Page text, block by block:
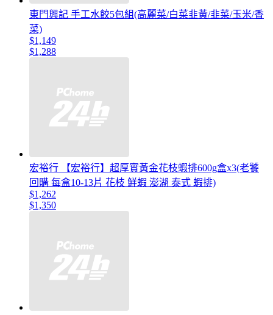
東門興記 手工水餃5包組(高麗菜/白菜韭黃/韭菜/玉米/香
菜)
$1,149
$1,288
宏裕行 【宏裕行】超厚實黃金花枝蝦排600g盒x3(老饕
回購 每盒10-13片 花枝 鮮蝦 澎湖 泰式 蝦排)
$1,262
$1,350